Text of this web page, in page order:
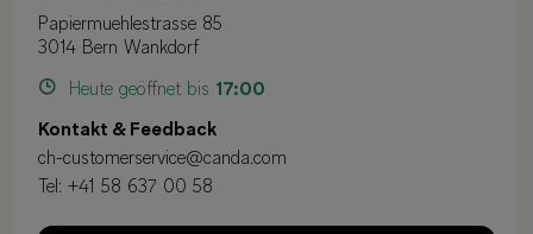
Papiermuehlestrasse 85
3014 Bern Wankdorf
Heute geöffnet bis 17:00
Kontakt & Feedback
ch-customerservice@canda.com
Tel: +41 58 637 00 58